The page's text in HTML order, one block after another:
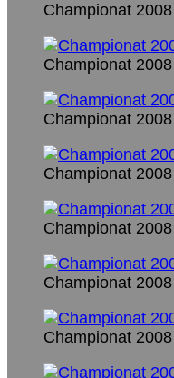
Championat 2008
Championat 2008
Championat 2008
Championat 2008
Championat 2008
Championat 2008
Championat 2008